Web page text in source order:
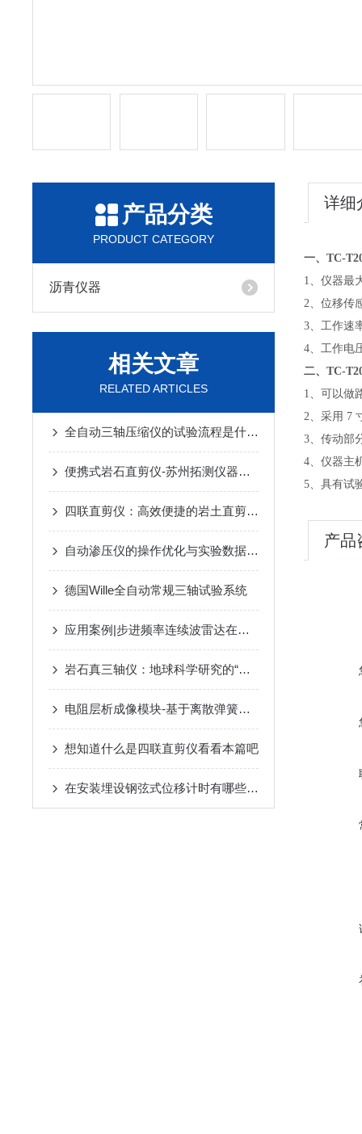
产品分类
PRODUCT CATEGORY
沥青仪器
相关文章
RELATED ARTICLES
全自动三轴压缩仪的试验流程是什么？
便携式岩石直剪仪-苏州拓测仪器设备有限公司
四联直剪仪：高效便捷的岩土直剪检测设备
自动渗压仪的操作优化与实验数据分析方法
德国Wille全自动常规三轴试验系统
应用案例|步进频率连续波雷达在非金属管道和地下分层的应用
岩石真三轴仪：地球科学研究的“力”学神器
电阻层析成像模块-基于离散弹簧模型的电阻层析成像渗流及损伤检测
想知道什么是四联直剪仪看看本篇吧
在安装埋设钢弦式位移计时有哪些要求你知道么
详细
一、TC-
1、仪器最
2、位移传
3、工作速
4、工作电
二、TC-
1、可以做
2、采用 7
3、传动部
4、仪器主
5、具有试
产品